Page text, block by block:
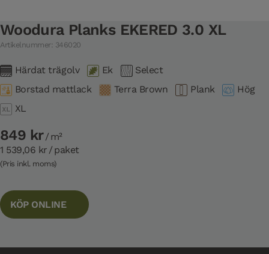
Woodura Planks EKERED 3.0 XL
Artikelnummer: 346020
Härdat trägolv Ek
Select
Borstad mattlack
Terra Brown Plank
Hög
XL
849 kr/ m²
1 539,06 kr / paket
(Pris inkl. moms)
KÖP ONLINE